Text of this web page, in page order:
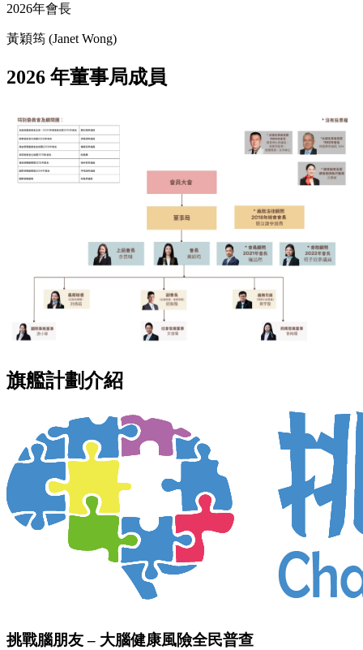
2026年會長
黃穎筠 (Janet Wong)
2026 年董事局成員
旗艦計劃介紹
挑戰腦朋友 – 大腦健康風險全民普查